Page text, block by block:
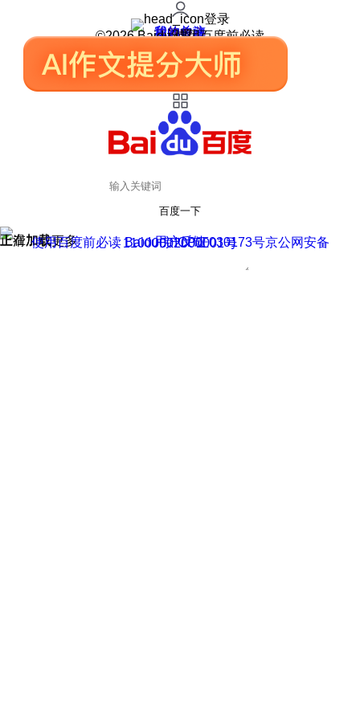
登录
我的关注
我的收藏
皮肤中心
用户反馈
设置
©2026 Baidu 使用百度前必读
百度一下
正在加载
上滑加载更多 用户反馈
使用百度前必读 Baidu 京ICP证030173号
京公网安备11000002000001号